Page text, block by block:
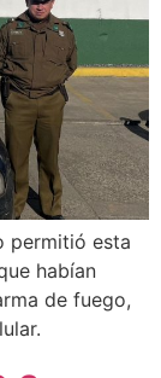
permitió esta
habían
de fuego,